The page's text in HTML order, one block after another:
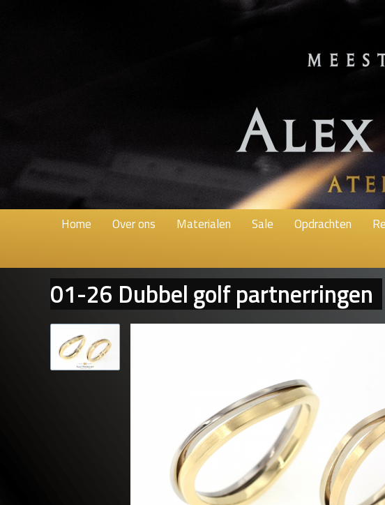
Home Over ons Materialen Sale Opdrachten
01-26 Dubbel golf partnerringen